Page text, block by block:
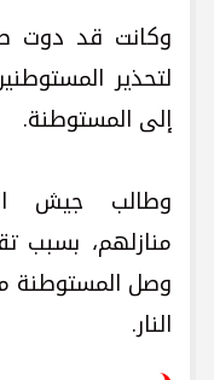
وكانت قد دوت
لتحذير
إلى المستوطنة.
وطالب جيش
منازلهم، بسبب
وصل المستوطنة
النار.